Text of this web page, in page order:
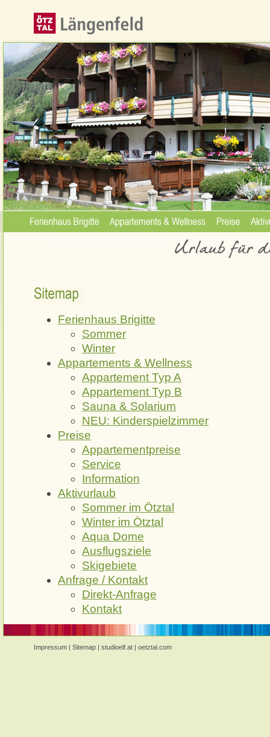
Ferienhaus Brigitte
Sommer
Winter
Appartements & Wellness
Appartement Typ A
Appartement Typ B
Sauna & Solarium
NEU: Kinderspielzimmer
Preise
Appartementpreise
Service
Information
Aktivurlaub
Sommer im Ötztal
Winter im Ötztal
Aqua Dome
Ausflugsziele
Skigebiete
Anfrage / Kontakt
Direkt-Anfrage
Kontakt
Impressum | Sitemap | studioelf.at | oetztal.com